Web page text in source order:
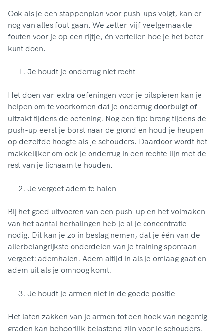
Ook als je een stappenplan voor push-ups volgt, kan er
nog van alles fout gaan. We zetten vijf veelgemaakte
fouten voor je op een rijtje, én vertellen hoe je het beter
kunt doen.
Je houdt je onderrug niet recht
Het doen van extra oefeningen voor je bilspieren kan je
helpen om te voorkomen dat je onderrug doorbuigt of
uitzakt tijdens de oefening. Nog een tip: breng tijdens de
push-up eerst je borst naar de grond en houd je heupen
op dezelfde hoogte als je schouders. Daardoor wordt het
makkelijker om ook je onderrug in een rechte lijn met de
rest van je lichaam te houden.
Je vergeet adem te halen
Bij het goed uitvoeren van een push-up en het volmaken
van het aantal herhalingen heb je al je concentratie
nodig. Dit kan je zo in beslag nemen, dat je één van de
allerbelangrijkste onderdelen van je training spontaan
vergeet: ademhalen. Adem altijd in als je omlaag gaat en
adem uit als je omhoog komt.
Je houdt je armen niet in de goede positie
Het laten zakken van je armen tot een hoek van negentig
graden kan behoorlijk belastend zijn voor je schouders.